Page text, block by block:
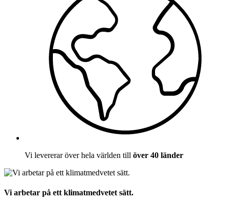
Vi levererar över hela världen till över 40 länder
Vi arbetar på ett klimatmedvetet sätt.